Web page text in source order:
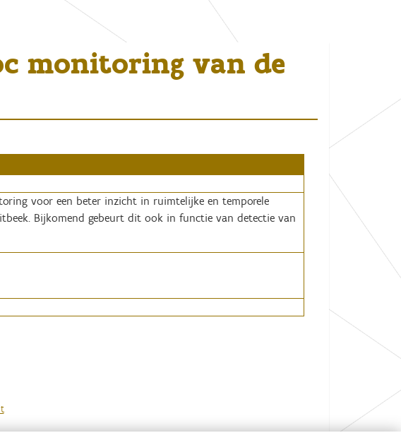
monitoring van de
voor een beter inzicht in ruimtelijke en temporele
Bijkomend gebeurt dit ook in functie van detectie van